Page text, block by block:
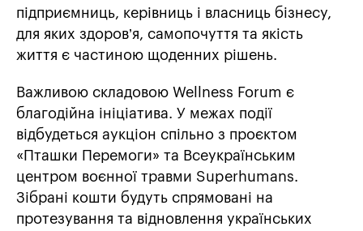
підприємниць, керівниць і власниць бізнесу,
для яких здоров’я, самопочуття та якість
життя є частиною щоденних рішень.
Важливою складовою Wellness Forum є
благодійна ініціатива. У межах події
відбудеться аукціон спільно з проєктом
«Пташки Перемоги» та Всеукраїнським
центром воєнної травми Superhumans.
Зібрані кошти будуть спрямовані на
протезування та відновлення українських